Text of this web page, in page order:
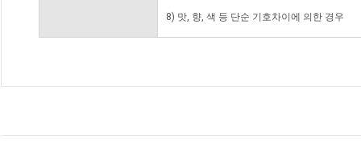
8) 맛, 향, 색 등 단순 기호차이에 의한 경우